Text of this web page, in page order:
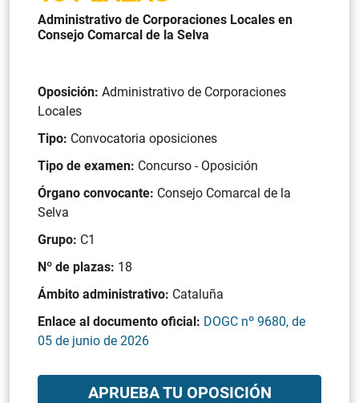
Administrativo de Corporaciones Locales en
Consejo Comarcal de la Selva
Oposición: Administrativo de Corporaciones
Locales
Tipo: Convocatoria oposiciones
Tipo de examen: Concurso - Oposición
Órgano convocante: Consejo Comarcal de la
Selva
Grupo: C1
Nº de plazas: 18
Ámbito administrativo: Cataluña
Enlace al documento oficial: DOGC nº 9680, de
05 de junio de 2026
APRUEBA TU OPOSICIÓN